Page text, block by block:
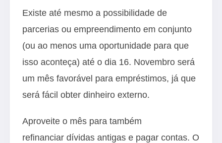
Existe até mesmo a possibilidade de
parcerias ou empreendimento em conjunto
(ou ao menos uma oportunidade para que
isso aconteça) até o dia 16. Novembro será
um mês favorável para empréstimos, já que
será fácil obter dinheiro externo.
Aproveite o mês para também
refinanciar dívidas antigas e pagar contas. O